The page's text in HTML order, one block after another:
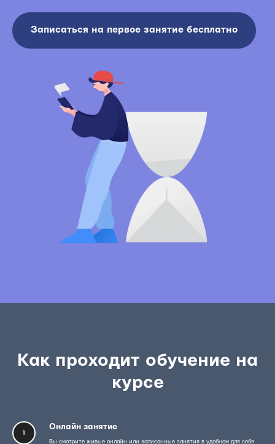
Записаться на первое занятие бесплатно
Как проходит обучение на
курсе
1
Онлайн занятие
Вы смотрите живые онлайн или записанные занятия в удобном для себя